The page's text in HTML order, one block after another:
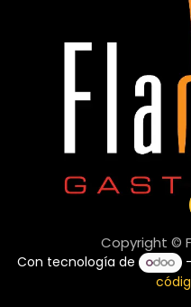
Copyright ©
Con tecnología de